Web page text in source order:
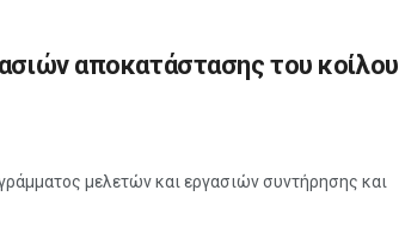
αποκατάστασης του κοίλου
μελετών και εργασιών συντήρησης και